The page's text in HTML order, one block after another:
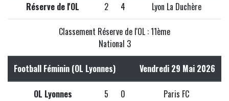
Réserve de l'OL 2 4 Lyon La Duchère
Classement Réserve de l'OL : 11ème
National 3
Football Féminin (OL Lyonnes) Vendredi 29 Mai 2026
OL Lyonnes 5 0 Paris FC